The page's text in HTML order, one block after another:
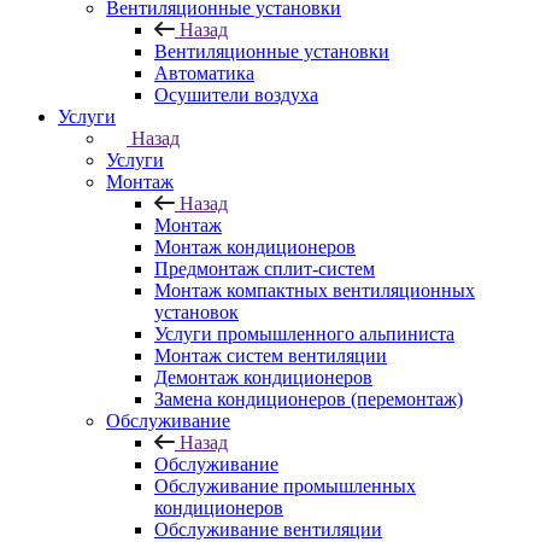
Вентиляционные установки
Назад
Вентиляционные установки
Автоматика
Осушители воздуха
Услуги
Назад
Услуги
Монтаж
Назад
Монтаж
Монтаж кондиционеров
Предмонтаж сплит-систем
Монтаж компактных вентиляционных
установок
Услуги промышленного альпиниста
Монтаж систем вентиляции
Демонтаж кондиционеров
Замена кондиционеров (перемонтаж)
Обслуживание
Назад
Обслуживание
Обслуживание промышленных
кондиционеров
Обслуживание вентиляции